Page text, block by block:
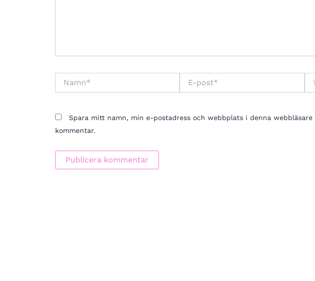
post*
Spara mitt namn, min e-postadress och webbplats i denna webbläsare
kommentar.